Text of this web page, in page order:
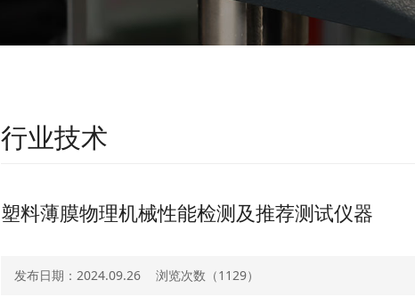
行业技术
塑料薄膜物理机械性能检测及推荐测试仪器
发布日期：2024.09.26 浏览次数（1129）